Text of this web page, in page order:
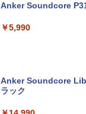
Anker Soundcore
￥5,990
Anker Soundcore
ラック